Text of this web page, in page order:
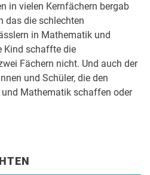
in vielen Kernfächern bergab
das die schlechten
in Mathematik und
Kind schaffte die
Fächern nicht. Und auch der
und Schüler, die den
Mathematik schaffen oder